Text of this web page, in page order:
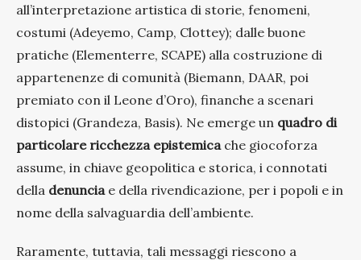
all’interpretazione artistica di storie, fenomeni,
costumi (Adeyemo, Camp, Clottey); dalle buone
pratiche (Elementerre, SCAPE) alla costruzione di
appartenenze di comunità (Biemann, DAAR, poi
premiato con il Leone d’Oro), finanche a scenari
distopici (Grandeza, Basis). Ne emerge un quadro di
particolare ricchezza epistemica che giocoforza
assume, in chiave geopolitica e storica, i connotati
della denuncia e della rivendicazione, per i popoli e in
nome della salvaguardia dell’ambiente.
Raramente, tuttavia, tali messaggi riescono a